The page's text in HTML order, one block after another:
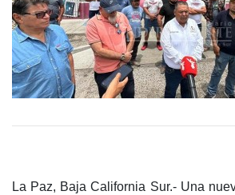
La Paz, Baja California Sur.- Una